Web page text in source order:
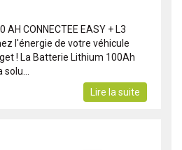
AH CONNECTEE EASY + L3
l'énergie de votre véhicule
! La Batterie Lithium 100Ah
Lire la suite